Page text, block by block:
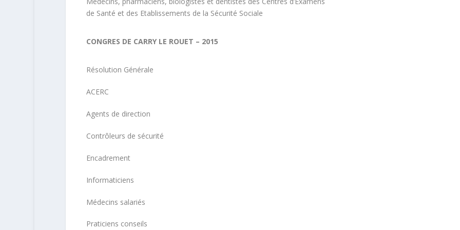
de Santé et des Etablissements de la Sécurité Sociale
CONGRES DE CARRY LE ROUET – 2015
Résolution Générale
ACERC
Agents de direction
Contrôleurs de sécurité
Encadrement
Informaticiens
Médecins salariés
Praticiens conseils